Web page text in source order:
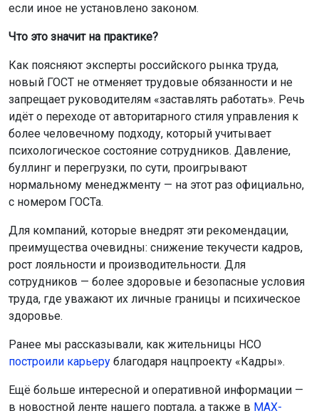
Для компаний, которые внедрят эти рекомендации,
рост лояльности и производительности. Для
труда, где уважают их личные границы и психическое
Ранее мы рассказывали, как жительницы НСО
построили карьерублагодаря нацпроекту «Кадры».
Ещё больше интересной и оперативной информации —
в новостной ленте нашего портала, а также вМАХ-
каналеи сообществах ОТС-Горсайт в соцсетях
Поделиться новостью:
Автор: Оксана Чешенок
Читать все
публикации автора
ОТС-Горсайт Горсайт